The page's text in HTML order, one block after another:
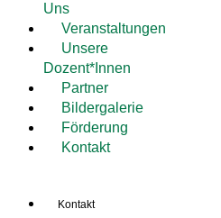
Uns
Veranstaltungen
Unsere
Dozent*Innen
Partner
Bildergalerie
Förderung
Kontakt
Kontakt